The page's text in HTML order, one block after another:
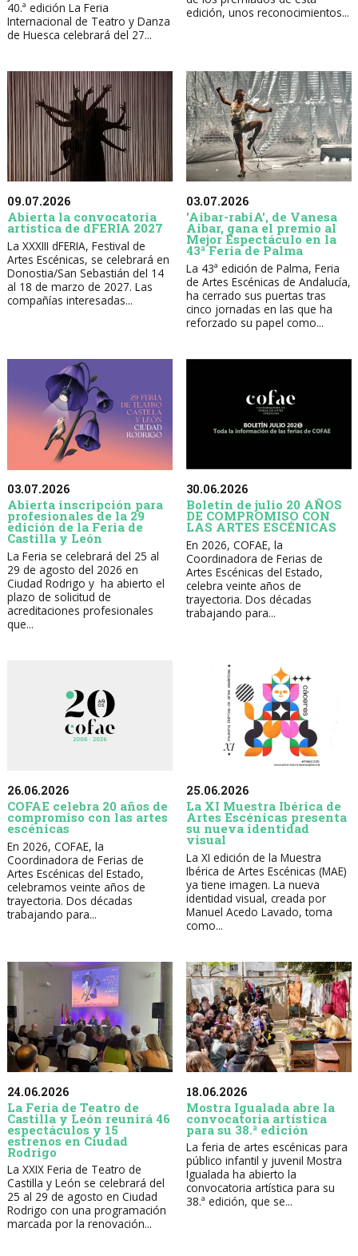
40.ª edición La Feria
Internacional de Teatro y Danza
de Huesca celebrará del 27...
edición, unos reconocimientos...
09.07.2026
Abierta la convocatoria
artística de dFERIA 2027
La XXXIII dFERIA, Festival de
Artes Escénicas, se celebrará en
Donostia/San Sebastián del 14
al 18 de marzo de 2027. Las
compañías interesadas...
03.07.2026
'Aibar-rabiA', de Vanesa
Aibar, gana el premio al
Mejor Espectáculo en la
43ª Feria de Palma
La 43ª edición de Palma, Feria
de Artes Escénicas de Andalucía,
ha cerrado sus puertas tras
cinco jornadas en las que ha
reforzado su papel como...
03.07.2026
Abierta inscripción para
profesionales de la 29
edición de la Feria de
Castilla y León
La Feria se celebrará del 25 al
29 de agosto del 2026 en
Ciudad Rodrigo y ha abierto el
plazo de solicitud de
acreditaciones profesionales
que...
30.06.2026
Boletín de julio 20 AÑOS
DE COMPROMISO CON
LAS ARTES ESCÉNICAS
En 2026, COFAE, la
Coordinadora de Ferias de
Artes Escénicas del Estado,
celebra veinte años de
trayectoria. Dos décadas
trabajando para...
26.06.2026
COFAE celebra 20 años de
compromiso con las artes
escénicas
En 2026, COFAE, la
Coordinadora de Ferias de
Artes Escénicas del Estado,
celebramos veinte años de
trayectoria. Dos décadas
trabajando para...
25.06.2026
La XI Muestra Ibérica de
Artes Escénicas presenta
su nueva identidad
visual
La XI edición de la Muestra
Ibérica de Artes Escénicas (MAE)
ya tiene imagen. La nueva
identidad visual, creada por
Manuel Acedo Lavado, toma
como...
24.06.2026
La Feria de Teatro de
Castilla y León reunirá 46
espectáculos y 15
estrenos en Ciudad
Rodrigo
La XXIX Feria de Teatro de
Castilla y León se celebrará del
25 al 29 de agosto en Ciudad
Rodrigo con una programación
marcada por la renovación...
18.06.2026
Mostra Igualada abre la
convocatoria artística
para su 38.ª edición
La feria de artes escénicas para
público infantil y juvenil Mostra
Igualada ha abierto la
convocatoria artística para su
38.ª edición, que se...